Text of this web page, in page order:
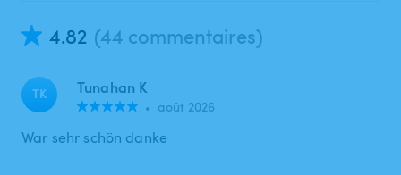
4.82 (44 commentaires)
TK Tunahan K
• août 2026
War sehr schön danke